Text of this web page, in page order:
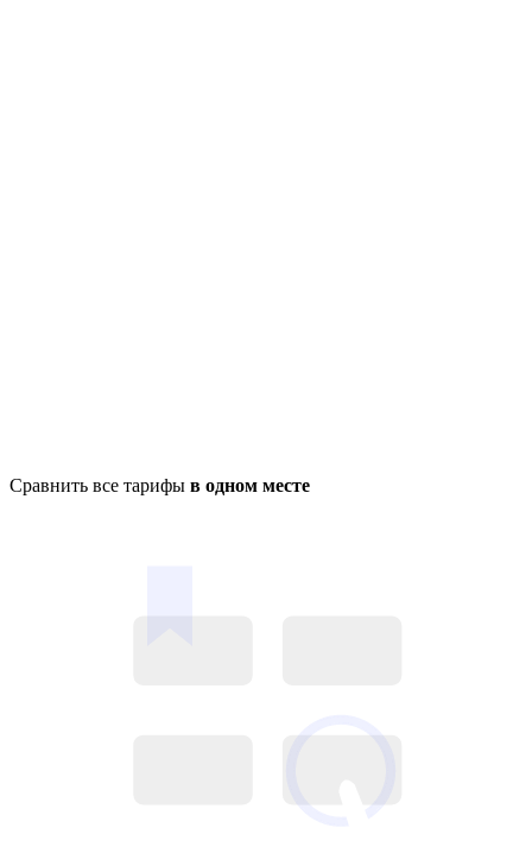
Сравнить все тарифы в одном месте